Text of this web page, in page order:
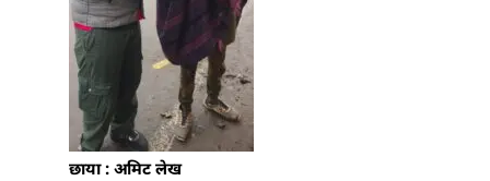
छाया : अमिट लेख